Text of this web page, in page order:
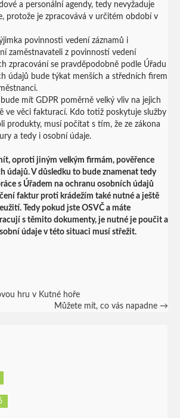
a personální agendy, tedy nevyžaduje
protože je zpracovává v určitém období v
povinnosti vedení záznamů i
zaměstnavateli z povinností vedení
zpracování se pravděpodobně podle Úřadu
údajů bude týkat menších a středních firem
mít GDPR poměrně velký vliv na jejich
ve věci fakturací. Kdo totiž poskytuje služby
produkty, musí počítat s tím, že ze zákona
a tedy i osobní údaje.
oproti jiným velkým firmám, pověřence
údajů. V důsledku to bude znamenat tedy
s Úřadem na ochranu osobních údajů
faktur proti krádežím také nutné a ještě
Tedy pokud jste OSVČ a máte
s těmito dokumenty, je nutné je poučit a
údaje v této situaci musí střežit.
hru v Kutné hoře
Můžete mít, co vás napadne →